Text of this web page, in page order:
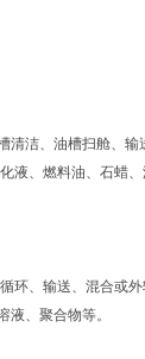
清洁、油槽扫舱、
液、燃料油、石蜡
环、输送、混合或
、聚合物等。